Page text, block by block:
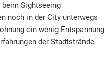
Sightseeing
noch in der City unterwegs
ein wenig Entspannung
der Stadtstrände